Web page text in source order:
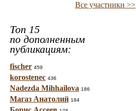
Все участники >>
Топ 15
по дополненным
публикациям:
fischer 459
korostenec 436
Nadezda Mihhailova 186
Магаз Анатолий 184